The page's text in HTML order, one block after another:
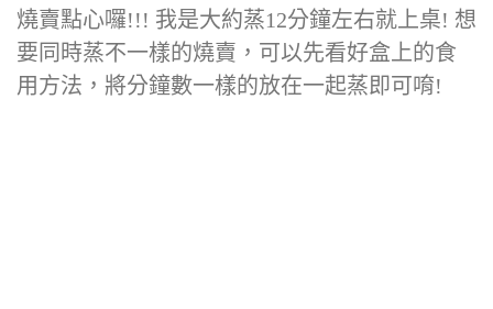
燒賣點心囉!!! 我是大約蒸12分鐘左右就上桌! 想
要同時蒸不一樣的燒賣，可以先看好盒上的食
用方法，將分鐘數一樣的放在一起蒸即可唷!